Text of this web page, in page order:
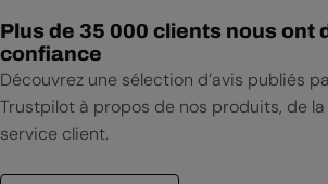
Plus de 35 000 clients nous ont
confiance
Découvrez une sélection d’avis publiés
Trustpilot à propos de nos produits, de
service client.